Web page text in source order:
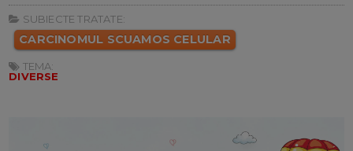
SUBIECTE TRATATE:
CARCINOMUL SCUAMOS CELULAR
TEMA:
DIVERSE